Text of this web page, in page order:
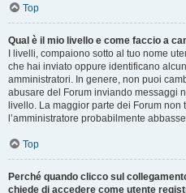
Top
Qual è il mio livello e come faccio a
I livelli, compaiono sotto al tuo nome
che hai inviato oppure identificano
amministratori. In genere, non puoi
abusare del Forum inviando messaggi
livello. La maggior parte dei Forum
l’amministratore probabilmente
Top
Perché quando clicco sul
chiede di accedere come utente